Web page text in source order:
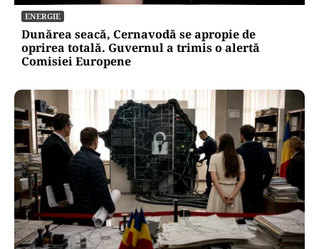
ENERGIE
Dunărea seacă, Cernavodă se apropie de
oprirea totală. Guvernul a trimis o alertă
Comisiei Europene